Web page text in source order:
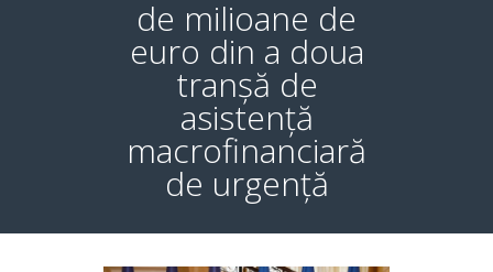
de milioane de
euro din a doua
tranșă de
asistență
macrofinanciară
de urgență